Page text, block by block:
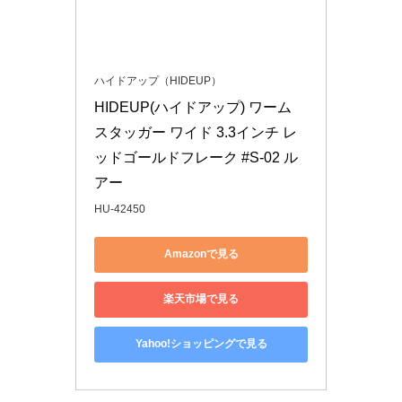
ハイドアップ（HIDEUP）
HIDEUP(ハイドアップ) ワーム
スタッガー ワイド 3.3インチ レ
ッドゴールドフレーク #S-02 ル
アー
HU-42450
Amazonで見る
楽天市場で見る
Yahoo!ショッピングで見る